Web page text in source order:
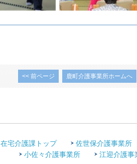
<< 前ページ 鹿町介護事業所ホームへ
在宅介護課トップ
佐世保介護事業所
小佐々介護事業所
江迎介護事